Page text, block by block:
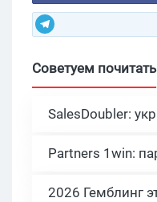
Советуем почитать